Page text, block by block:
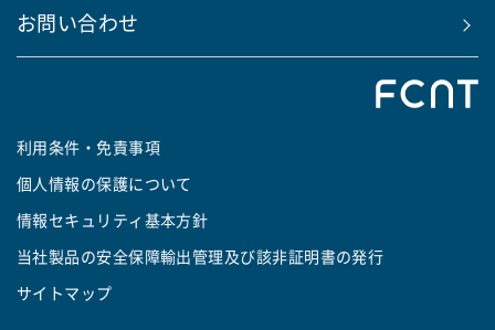
お問い合わせ
利用条件・免責事項
個人情報の保護について
情報セキュリティ基本方針
当社製品の安全保障輸出管理及び該非証明書の発行
サイトマップ